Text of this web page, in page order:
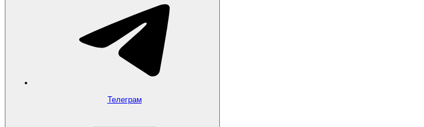
Телеграм